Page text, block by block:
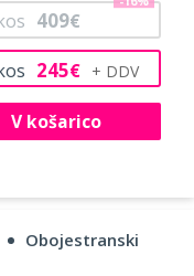
245€
409€
V košarico
Obojestranski